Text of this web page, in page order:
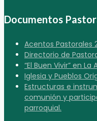
Documentos
Acentos Pastorales
Directorio de
“El Buen Vivir” en La
Iglesia y Pueblos
Estructuras e
comunión y
parroquial.